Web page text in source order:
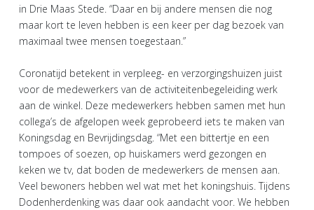
in Drie Maas Stede. “Daar en bij andere mensen die nog
maar kort te leven hebben is een keer per dag bezoek van
maximaal twee mensen toegestaan.”
Coronatijd betekent in verpleeg- en verzorgingshuizen juist
voor de medewerkers van de activiteitenbegeleiding werk
aan de winkel. Deze medewerkers hebben samen met hun
collega’s de afgelopen week geprobeerd iets te maken van
Koningsdag en Bevrijdingsdag. “Met een bittertje en een
tompoes of soezen, op huiskamers werd gezongen en
keken we tv, dat boden de medewerkers de mensen aan.
Veel bewoners hebben wel wat met het koningshuis. Tijdens
Dodenherdenking was daar ook aandacht voor. We hebben